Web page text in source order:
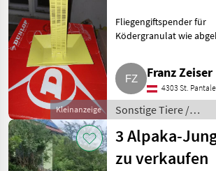
Marktplatz Händlerangebote Kleinanzeigen
Kleinanzeige
Fliegengiftspender für
Ködergranulat wie
pro Stk.. Sonstige Tiere
Sonstiges Tierzubehör
Franz Zeiser
4303 St.
Sonstige Tiere /
Sonstiges
Tierzubehör
3 Alpaka-
zu verkaufen